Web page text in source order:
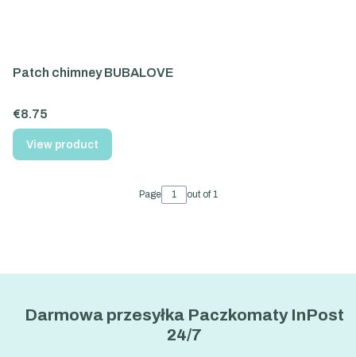
Patch chimney BUBALOVE
Price
€8.75
View product
Page out of 1
Darmowa przesyłka Paczkomaty InPost
24/7